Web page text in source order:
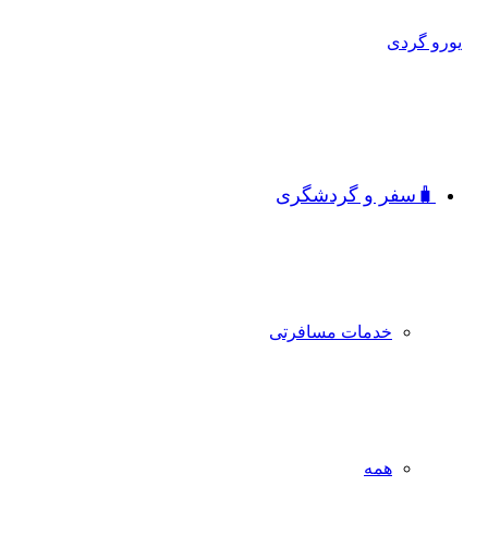
🧳سفر و گردشگری
خدمات مسافرتی
همه